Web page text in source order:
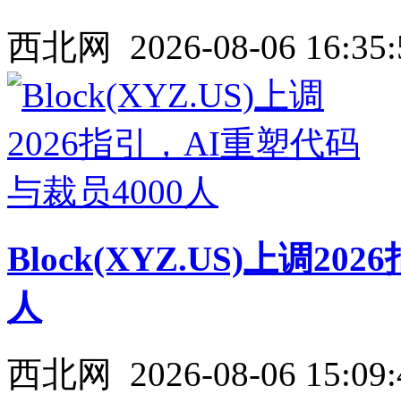
西北网 2026-08-06
Block(XYZ.US)上调
人
西北网 2026-08-06